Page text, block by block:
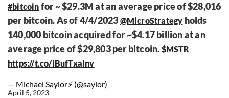
#bitcoin for ~ $29.3M at an average price of $28,016
per bitcoin. As of 4/4/2023 @MicroStrategy holds
140,000 bitcoin acquired for ~$4.17 billion at an
average price of $29,803 per bitcoin. $MSTR
https://t.co/IBufTxalnv
— Michael Saylor⚡️ (@saylor)
April 5, 2023